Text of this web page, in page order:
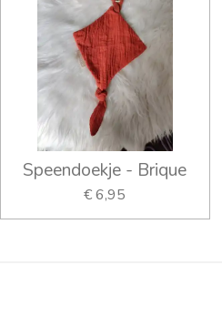
Speendoekje - Brique
€ 6,95